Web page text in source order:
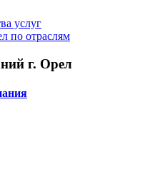
услуг
по отраслям
г. Орел